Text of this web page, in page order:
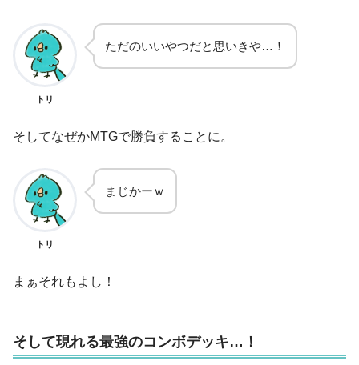
トリ
ただのいいやつだと思いきや…！
そしてなぜかMTGで勝負することに。
トリ
まじかーｗ
まぁそれもよし！
そして現れる最強のコンボデッキ…！